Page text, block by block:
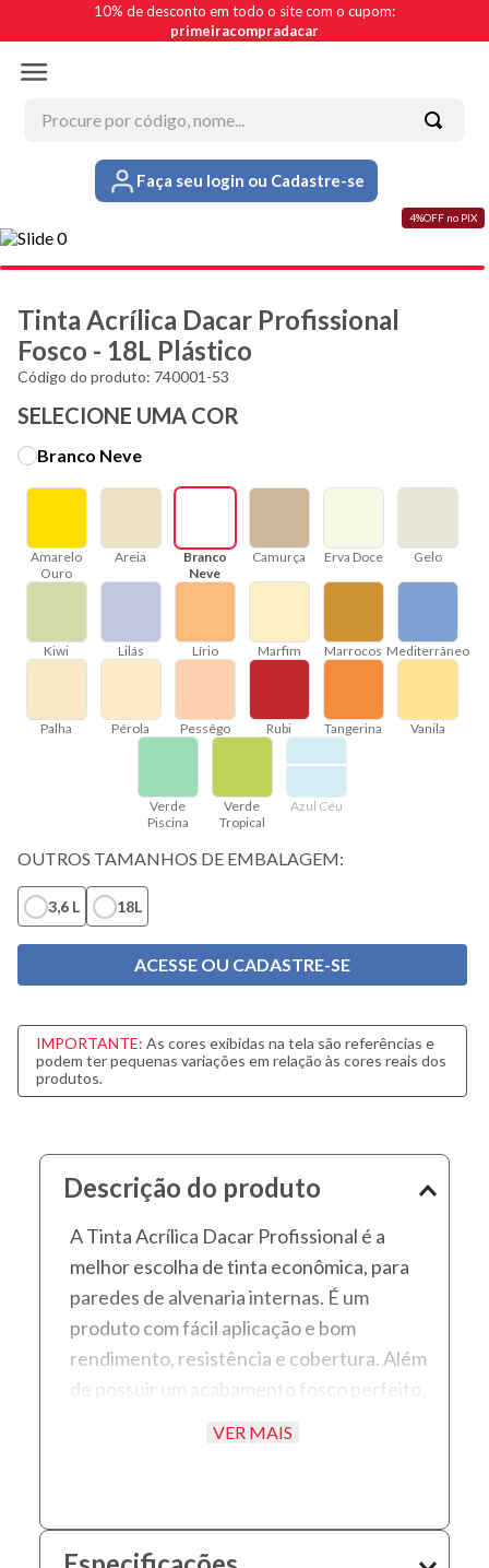
10% de desconto em todo o site com o cupom:
primeiracompradacar
Faça seu login ou Cadastre-se
4%OFF no PIX
Tinta Acrílica Dacar Profissional
Fosco - 18L Plástico
Código do produto: 740001-53
SELECIONE UMA COR
Branco Neve
Amarelo
Ouro
Areia
Branco
Neve
Camurça Erva Doce Gelo
Kiwi Lilás Lírio Marfim Marrocos Mediterrâneo
Palha Pérola Pessêgo Rubi Tangerina Vanila
Verde
Piscina
Verde
Tropical
Azul Céu
OUTROS TAMANHOS DE EMBALAGEM:
3,6 L 18L
ACESSE OU CADASTRE-SE
IMPORTANTE: As cores exibidas na tela são referências e
podem ter pequenas variações em relação às cores reais dos
produtos.
Descrição do produto
A Tinta Acrílica Dacar Profissional é a
melhor escolha de tinta econômica, para
paredes de alvenaria internas. É um
produto com fácil aplicação e bom
rendimento, resistência e cobertura. Além
de possuir um acabamento fosco perfeito,
VER MAIS
Termos mais buscados
2º
esmalte
4º
5º
verniz
6 º
massa corrida
7 º
piso
8º
massa
º resina